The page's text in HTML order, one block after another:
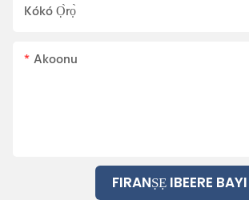
Kókó Ọ̀rọ̀
Akoonu
FIRANṢẸ IBEERE BAYI